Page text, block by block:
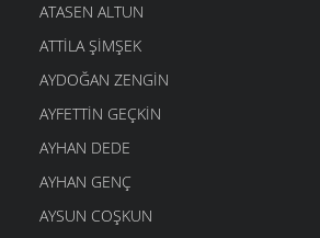
ATASEN ALTUN
ATTILA ŞIMŞEK
AYDOĞAN ZENGIN
AYFETTIN GEÇKIN
AYHAN DEDE
AYHAN GENÇ
AYSUN COŞKUN